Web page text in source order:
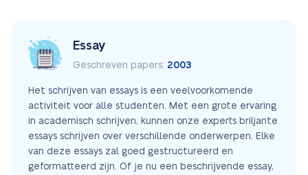
Essay
Geschreven papers: 2003
Het schrijven van essays is een veelvoorkomende
activiteit voor alle studenten. Met een grote ervaring
in academisch schrijven, kunnen onze experts briljante
essays schrijven over verschillende onderwerpen. Elke
van deze essays zal goed gestructureerd en
geformatteerd zijn. Of je nu een beschrijvende essay,